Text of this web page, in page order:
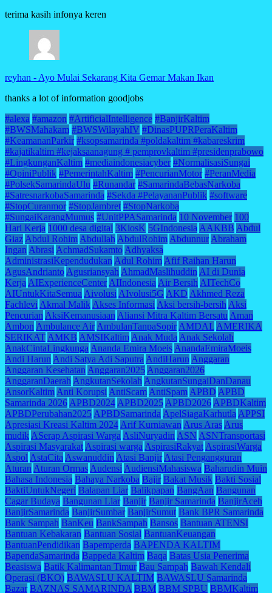
terima kasih infonya keren
reyhan - Ayo Mulai Sekarang Kita Gemar Makan Ikan
thanks a lot of information goodjobs
#alexa #amazon #ArtificialIntelligence #BanjirKaltim
#BWSMahakam #BWSWilayahIV #DinasPUPRPeraKaltim
#KeamananParkir #ksopsamarinda #poldakaltim #kabareskrim
#kajatikaltim #kejaksaanagung # pemprovkaltim #presidenprabowo
#LingkunganKaltim #mediaindonesiacyber #NormalisasiSungai
#OpiniPublik #PemerintahKaltim #PencurianMotor #PeranMedia
#PolsekSamarindaUlu #Runandar #SamarindaBebasNarkoba
#SatresnarkobaSamarinda #Sekda #PelayananPublik #software
#StopCuranmor #StopJambret #StopNarkoba
#SungaiKarangMumus #UnitPPASamarinda 10 November 100
Hari Kerja 1000 desa digital 3KiosK 5GIndonesia AAKBB Abdul
Giaz Abdul Rohim Abdullah AbdulRohim Abdunnur Abraham
Ingan Abrasi AchmadSukamto Adhyaksa
AdministrasiKependudukan Adul Rohim Afif Raihan Harun
AgusAndrianto Agusriansyah AhmadMaslihuddin AI di Dunia
Kerja AIExperienceCenter AIIndonesia Air Bersih AITechCo
AIUntukKitaSemua Aivolusi AIvolusi5G AKD Akhmed Reza
Fachlevi Akmal Malik Akses Informasi Aksi bersih-bersih Aksi
Pencurian AksiKemanusiaan Aliansi Mitra Kaltim Bersatu Aman
Ambon Ambulance Air AmbulanTanpaSopir AMDAL AMERIKA
SERIKAT AMKB AMSIKaltim Anak Muda Anak Sekolah
AnakCintaLingkunga Ananda Emira Moeis AnandaEmiraMoeis
Andi Harun Andi Satya Adi Saputra AndiHarun Anggaran
Anggaran Kesehatan Anggaran2025 Anggaran2026
AnggaranDaerah AngkutanSekolah AngkutanSungaiDanDanau
AnsorKaltim Anti Korupsi AntiScam AntiSpam APBD APBD
Samarinda 2026 APBD2024 APBD2025 APBD2026 APBDKaltim
APBDPerubahan2025 APBDSamarinda ApelSiagaKarhutla APPSI
Apresiasi Kreasi Kaltim 2024 Arif Kurniawan Arus Aras Arus
mudik ASerap Aspirasi Warga AsliNuryadin ASN ASNTransportasi
Aspirasi Masyarakat Aspirasi warga AspirasiRakyat AspirasiWarga
Aspol AstaCita Aswanuddin Atasi Banjir Atasi Pengangguran
Aturan Aturan Ormas Audensi AudiensiMahasiswa Baharudin Muin
Bahasa Indonesia Bahaya Narkoba Bajir Bakat Musik Bakti Sosial
BaktiUntukNegeri Balapan Liar Balikpapan BangAan Bangunan
Cagar Budaya Bangunan Liar Banjir Banjir Samarinda BanjirAceh
BanjirSamarinda BanjirSumbar BanjirSumut Bank BPR Samarinda
Bank Sampah BanKeu BankSampah Bansos Bantuan ATENSI
Bantuan Kebakaran Bantuan Sosial BantuanKeuangan
BantuanPendidikan Bapemperda BAPENDA KALTIM
BapendaSamarinda Bappeda Kaltim Baqa Batas Usia Penerima
Beasiswa Batik Kalimantan Timur Bau Sampah Bawah Kendali
Operasi (BKO) BAWASLU KALTIM BAWASLU Samarinda
Bazar BAZNAS SAMARINDA BBM BBM SPBU BBMKaltim